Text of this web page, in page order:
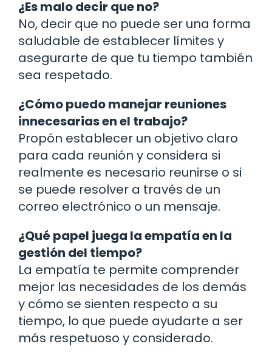
¿Es malo decir que no?
No, decir que no puede ser una forma
saludable de establecer límites y
asegurarte de que tu tiempo también
sea respetado.
¿Cómo puedo manejar reuniones
innecesarias en el trabajo?
Propón establecer un objetivo claro
para cada reunión y considera si
realmente es necesario reunirse o si
se puede resolver a través de un
correo electrónico o un mensaje.
¿Qué papel juega la empatía en la
gestión del tiempo?
La empatía te permite comprender
mejor las necesidades de los demás
y cómo se sienten respecto a su
tiempo, lo que puede ayudarte a ser
más respetuoso y considerado.